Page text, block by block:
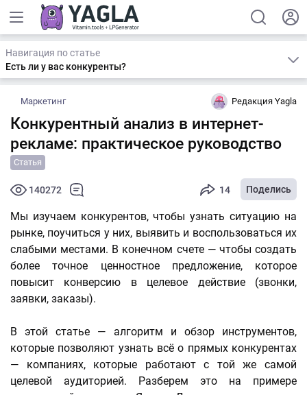
Навигация по статье
Есть ли у вас конкуренты?
Маркетинг Редакция Yagla
Конкурентный анализ в интернет-
рекламе: практическое руководство
Статья
140272 14 Поделись
Мы изучаем конкурентов, чтобы узнать ситуацию на
рынке, поучиться у них, выявить и воспользоваться их
слабыми местами. В конечном счете — чтобы создать
более точное ценностное предложение, которое
повысит конверсию в целевое действие (звонки,
заявки, заказы).
В этой статье — алгоритм и обзор инструментов,
которые позволяют узнать всё о прямых конкурентах
— компаниях, которые работают с той же самой
целевой аудиторией. Разберем это на примере